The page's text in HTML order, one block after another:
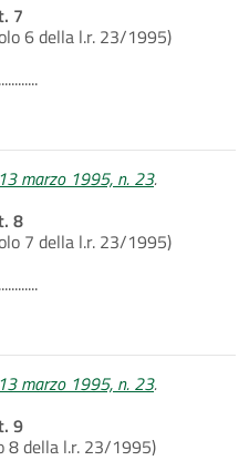
7
6 della l.r. 23/1995)
marzo 1995, n. 23.
8
7 della l.r. 23/1995)
marzo 1995, n. 23.
9
8 della l.r. 23/1995)